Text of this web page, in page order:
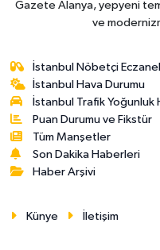
Gazete Alanya, yepyeni
ve
İstanbul Nöbetçi
İstanbul Hava Durumu
İstanbul Trafik Yoğunluk
Puan Durumu ve Fikstür
Tüm Manşetler
Son Dakika Haberleri
Haber Arşivi
Künye İletişim